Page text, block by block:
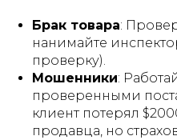
Брак товара:
нанимайте
проверку).
Мошенники:
проверенными
клиент потерял
продавца, но